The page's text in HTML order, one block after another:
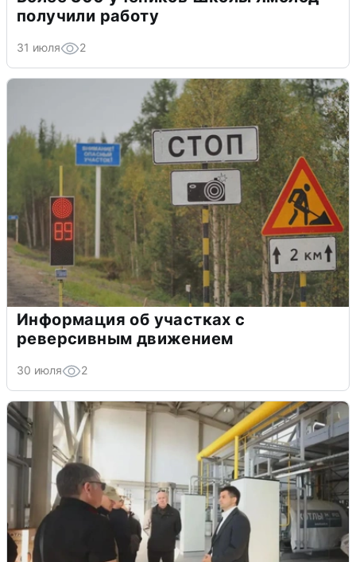
получили работу
31 июля 2
Информация об участках с
реверсивным движением
30 июля 2